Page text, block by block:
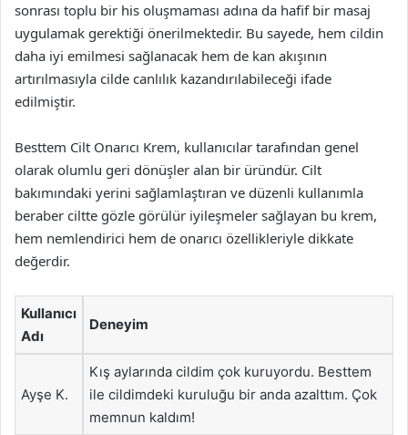
sonrası toplu bir his oluşmaması adına da hafif bir masaj
uygulamak gerektiği önerilmektedir. Bu sayede, hem cildin
daha iyi emilmesi sağlanacak hem de kan akışının
artırılmasıyla cilde canlılık kazandırılabileceği ifade
edilmiştir.
Besttem Cilt Onarıcı Krem, kullanıcılar tarafından genel
olarak olumlu geri dönüşler alan bir üründür. Cilt
bakımındaki yerini sağlamlaştıran ve düzenli kullanımla
beraber ciltte gözle görülür iyileşmeler sağlayan bu krem,
hem nemlendirici hem de onarıcı özellikleriyle dikkate
değerdir.
Kullanıcı
Adı
Deneyim
Ayşe K.
Kış aylarında cildim çok kuruyordu. Besttem
ile cildimdeki kuruluğu bir anda azalttım. Çok
memnun kaldım!